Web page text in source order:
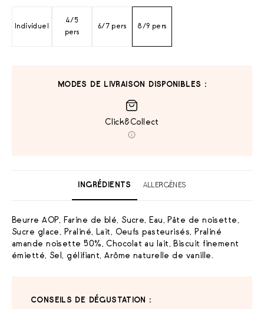
Individuel
4/5
pers
6/7 pers 8/9 pers
MODES DE LIVRAISON DISPONIBLES :
Click&Collect
INGRÉDIENTS ALLERGÈNES
Beurre AOP, Farine de blé, Sucre, Eau, Pâte de noisette,
Sucre glace, Praliné, Lait, Oeufs pasteurisés, Praliné
amande noisette 50%, Chocolat au lait, Biscuit finement
émietté, Sel, gélifiant, Arôme naturelle de vanille.
CONSEILS DE DÉGUSTATION :